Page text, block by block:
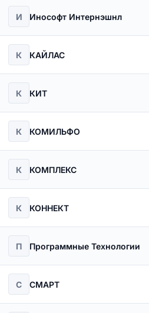
И Инософт Интернэшнл
К КАЙЛАС
К КИТ
К КОМИЛЬФО
К КОМПЛЕКС
К КОННЕКТ
П Программные Технологии
С СМАРТ